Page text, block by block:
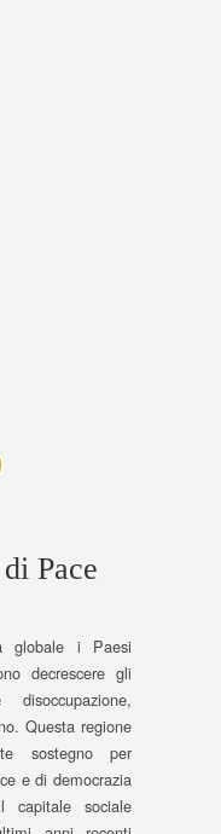
Pace
globale i Paesi
decrescere gli
Questa regione
sostegno per
e di democrazia
capitale sociale